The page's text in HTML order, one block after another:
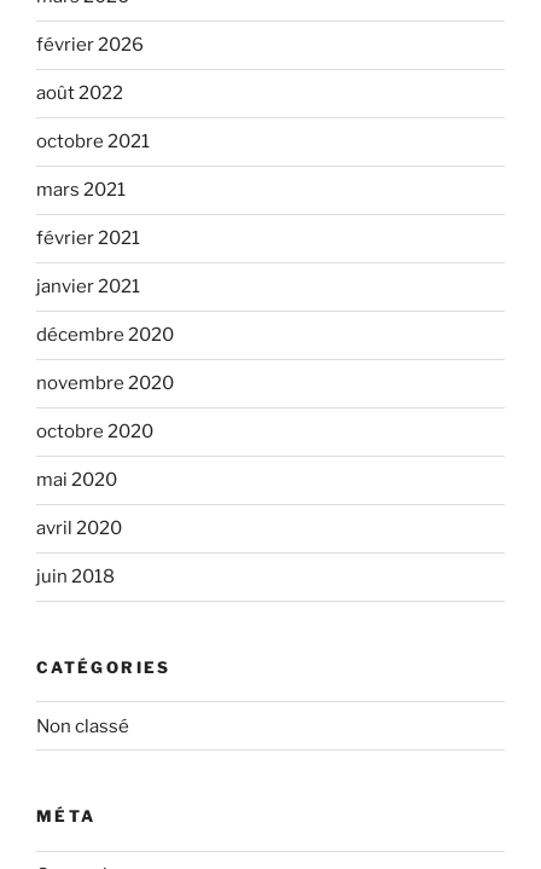
février 2026
août 2022
octobre 2021
mars 2021
février 2021
janvier 2021
décembre 2020
novembre 2020
octobre 2020
mai 2020
avril 2020
juin 2018
CATÉGORIES
Non classé
MÉTA